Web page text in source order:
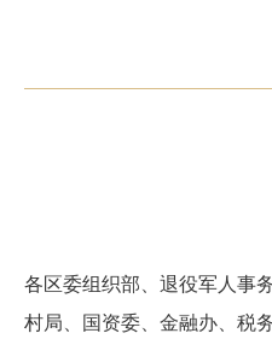
各区委组织部、退役军人事
村局、国资委、金融办、税